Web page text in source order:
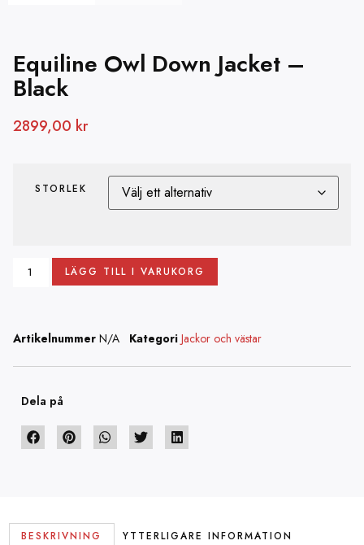
Equiline Owl Down Jacket –
Black
2899,00 kr
STORLEK
LÄGG TILL I VARUKORG
Artikelnummer N/A Kategori Jackor och västar
Dela på
BESKRIVNING YTTERLIGARE INFORMATION